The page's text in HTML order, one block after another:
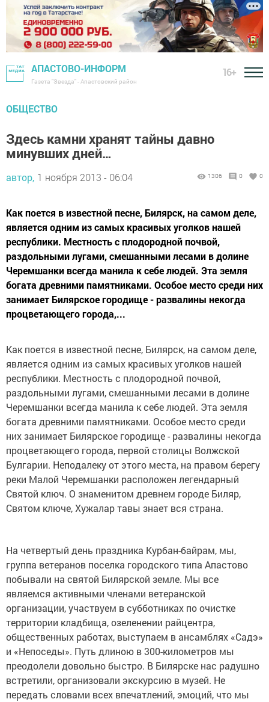
АПАСТОВО-ИНФОРМ
Газета "Звезда" - Апастовский район
16+
ОБЩЕСТВО
Здесь камни хранят тайны давно
минувших дней…
автор, 1 ноября 2013 - 06:04 1306 0 0
Как поется в известной песне, Билярск, на самом деле,
является одним из самых красивых уголков нашей
республики. Местность с плодородной почвой,
раздольными лугами, смешанными лесами в долине
Черемшанки всегда манила к себе людей. Эта земля
богата древними памятниками. Особое место среди них
занимает Билярское городище - развалины некогда
процветающего города,...
Как поется в известной песне, Билярск, на самом деле,
является одним из самых красивых уголков нашей
республики. Местность с плодородной почвой,
раздольными лугами, смешанными лесами в долине
Черемшанки всегда манила к себе людей. Эта земля
богата древними памятниками. Особое место среди
них занимает Билярское городище - развалины некогда
процветающего города, первой столицы Волжской
Булгарии. Неподалеку от этого места, на правом берегу
реки Малой Черемшанки расположен легендарный
Святой ключ. О знаменитом древнем городе Биляр,
Святом ключе, Хужалар тавы знает вся страна.
На четвертый день праздника Курбан-байрам, мы,
группа ветеранов поселка городского типа Апастово
побывали на святой Билярской земле. Мы все
являемся активными членами ветеранской
организации, участвуем в субботниках по очистке
территории кладбища, озеленении райцентра,
общественных работах, выступаем в ансамблях «Садэ»
и «Непоседы». Путь длиною в 300-километров мы
преодолели довольно быстро. В Билярске нас радушно
встретили, организовали экскурсию в музей. Не
передать словами всех впечатлений, эмоций, что мы